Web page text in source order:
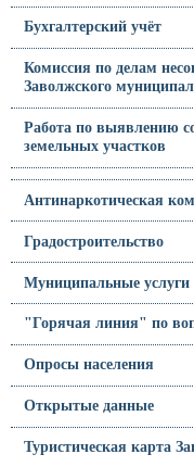
Бухгалтерский учёт
Комиссия по делам
Заволжского
Работа по выявлению
земельных участков
Антинаркотическая
Градостроительство
Муниципальные
"Горячая линия" по
Опросы населения
Открытые данные
Туристическая карта